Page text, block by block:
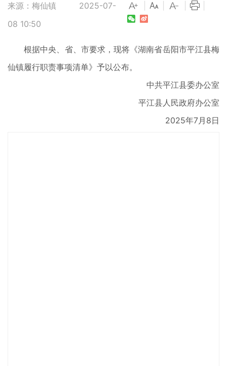
来源：梅仙镇
2025-07-
08 10:50
根据中央、省、市要求，现将《湖南省岳阳市平江县梅
仙镇履行职责事项清单》予以公布。
中共平江县委办公室
平江县人民政府办公室
2025年7月8日